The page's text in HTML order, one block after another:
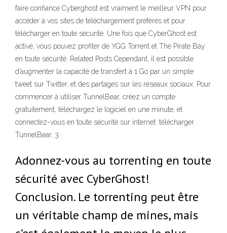
faire confiance Cyberghost est vraiment le meilleur VPN pour
accéder à vos sites de téléchargement préférés et pour
télécharger en toute sécurité. Une fois que CyberGhost est
activé, vous pouvez profiter de YGG Torrent et The Pirate Bay
en toute sécurité. Related Posts Cependant, il est possible
d’augmenter la capacité de transfert à 1 Go par un simple
tweet sur Twitter, et des partages sur les réseaux sociaux. Pour
commencer à utiliser TunnelBear, créez un compte
gratuitement, téléchargez le logiciel en une minute, et
connectez-vous en toute sécurité sur internet. télécharger
TunnelBear. 3
Adonnez-vous au torrenting en toute
sécurité avec CyberGhost!
Conclusion. Le torrenting peut être
un véritable champ de mines, mais